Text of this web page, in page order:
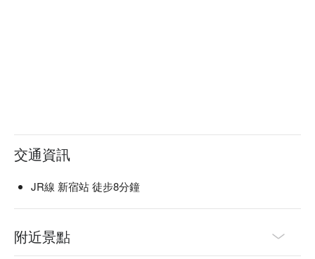
交通資訊
JR線 新宿站 徒步8分鐘
附近景點